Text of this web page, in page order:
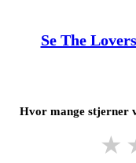
Se The
Hvor mange stjerner
★